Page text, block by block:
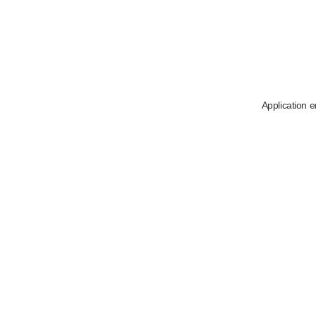
Application